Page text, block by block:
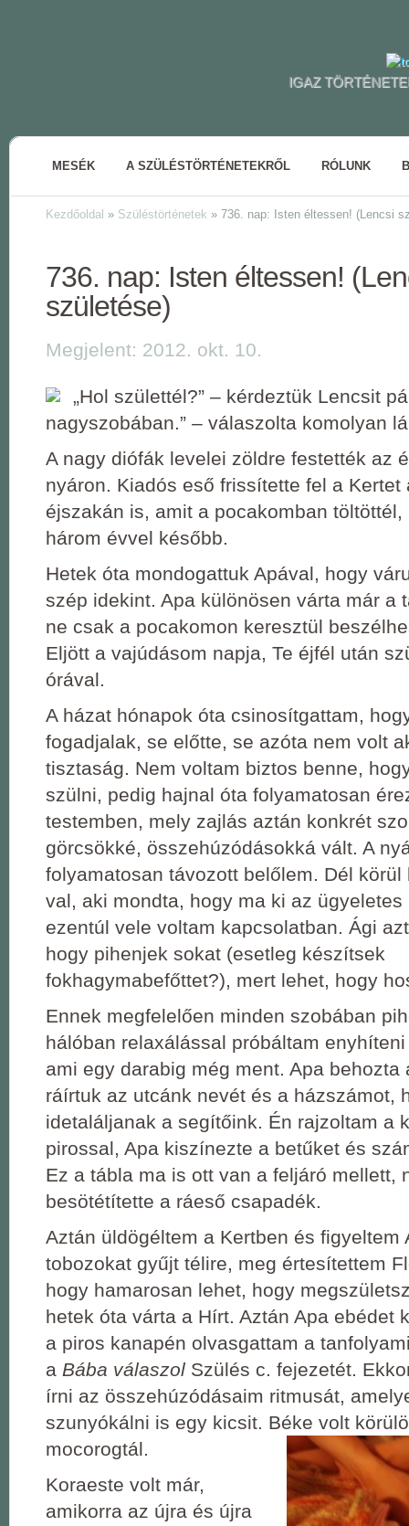
IGAZ
MESÉK A SZÜLÉSTÖRTÉNETEKRŐL RÓLUNK
Kezdőoldal » Szüléstörténetek » 736. nap: Isten éltessen! (Lencsi
736. nap: Isten éltessen!
születése)
Megjelent: 2012. okt. 10.
„Hol születtél?” – kérdeztük Lencsit
nagyszobában.” – válaszolta komolyan
A nagy diófák levelei zöldre festették az
nyáron. Kiadós eső frissítette fel a Kertet
éjszakán is, amit a pocakomban töltöttél,
három évvel később.
Hetek óta mondogattuk Apával, hogy
szép idekint. Apa különösen várta már a
ne csak a pocakomon keresztül
Eljött a vajúdásom napja, Te éjfél után
órával.
A házat hónapok óta csinosítgattam,
fogadjalak, se előtte, se azóta nem volt
tisztaság. Nem voltam biztos benne,
szülni, pedig hajnal óta folyamatosan
testemben, mely zajlás aztán konkrét
görcsökké, összehúzódásokká vált. A
folyamatosan távozott belőlem. Dél körül
val, aki mondta, hogy ma ki az ügyeletes
ezentúl vele voltam kapcsolatban. Ági
hogy pihenjek sokat (esetleg készítsek
fokhagymabefőttet?), mert lehet, hogy
Ennek megfelelően minden szobában
hálóban relaxálással próbáltam
ami egy darabig még ment. Apa behozta
ráírtuk az utcánk nevét és a házszámot,
idetaláljanak a segítőink. Én rajzoltam a
pirossal, Apa kiszínezte a betűket és
Ez a tábla ma is ott van a feljáró mellett,
besötétítette a ráeső csapadék.
Aztán üldögéltem a Kertben és figyeltem
tobozokat gyűjt télire, meg értesítettem
hogy hamarosan lehet, hogy
hetek óta várta a Hírt. Aztán Apa ebédet
a piros kanapén olvasgattam a
a Bába válaszol Szülés c. fejezetét.
írni az összehúzódásaim ritmusát,
szunyókálni is egy kicsit. Béke volt
mocorogtál.
Koraeste volt már,
amikorra az újra és újra